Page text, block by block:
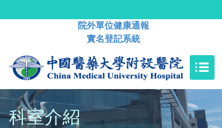
院外單位健康通報
實名登記系統
科室介紹